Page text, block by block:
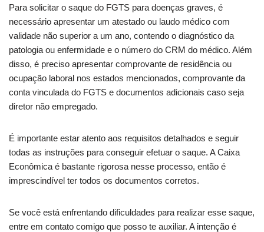
Para solicitar o saque do FGTS para doenças graves, é
necessário apresentar um atestado ou laudo médico com
validade não superior a um ano, contendo o diagnóstico da
patologia ou enfermidade e o número do CRM do médico. Além
disso, é preciso apresentar comprovante de residência ou
ocupação laboral nos estados mencionados, comprovante da
conta vinculada do FGTS e documentos adicionais caso seja
diretor não empregado.
É importante estar atento aos requisitos detalhados e seguir
todas as instruções para conseguir efetuar o saque. A Caixa
Econômica é bastante rigorosa nesse processo, então é
imprescindível ter todos os documentos corretos.
Se você está enfrentando dificuldades para realizar esse saque,
entre em contato comigo que posso te auxiliar. A intenção é